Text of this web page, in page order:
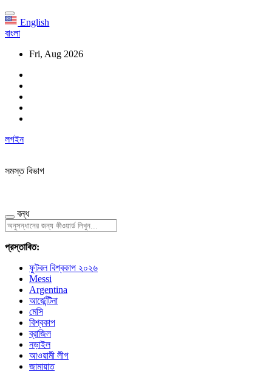
English
বাংলা
Fri, Aug 2026
লগইন
সমস্ত বিভাগ
বন্ধ
প্রস্তাবিত:
ফুটবল বিশ্বকাপ ২০২৬
Messi
Argentina
আর্জেন্টিনা
মেসি
বিশ্বকাপ
ব্রাজিল
নড়াইল
আওয়ামী লীগ
জামায়াত